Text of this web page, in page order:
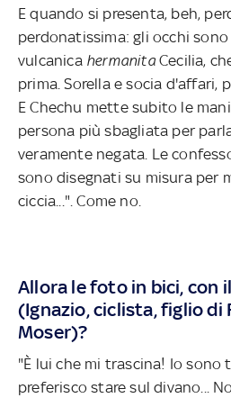
E quando si presenta, beh,
perdonatissima: gli occhi
vulcanica hermanitaCecilia,
prima. Sorella e socia d'affari,
E Chechu mette subito le
persona più sbagliata per
veramente negata. Le
sono disegnati su misura per
ciccia...". Come no.
Allora le foto in bici, con
(Ignazio, ciclista, figlio di
Moser)?
"È lui che mi trascina! Io sono
preferisco stare sul divano...